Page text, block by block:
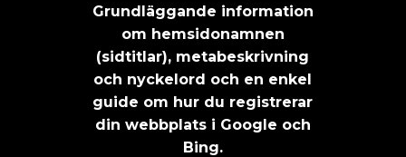
Grundläggande information
om hemsidonamnen
(sidtitlar), metabeskrivning
och nyckelord och en enkel
guide om hur du registrerar
din webbplats i Google och
Bing.